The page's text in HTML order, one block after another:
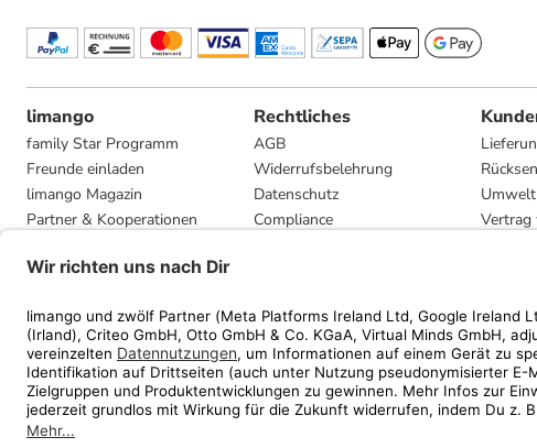
limango
family Star Programm
Freunde einladen
limango Magazin
Partner & Kooperationen
Presse
Rechtliches
AGB
Widerrufsbelehrung
Datenschutz
Compliance
Vertrag